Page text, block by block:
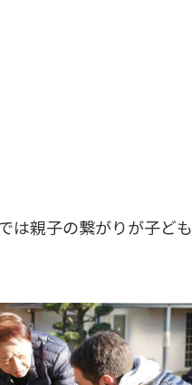
は親子の繋がりが子ども